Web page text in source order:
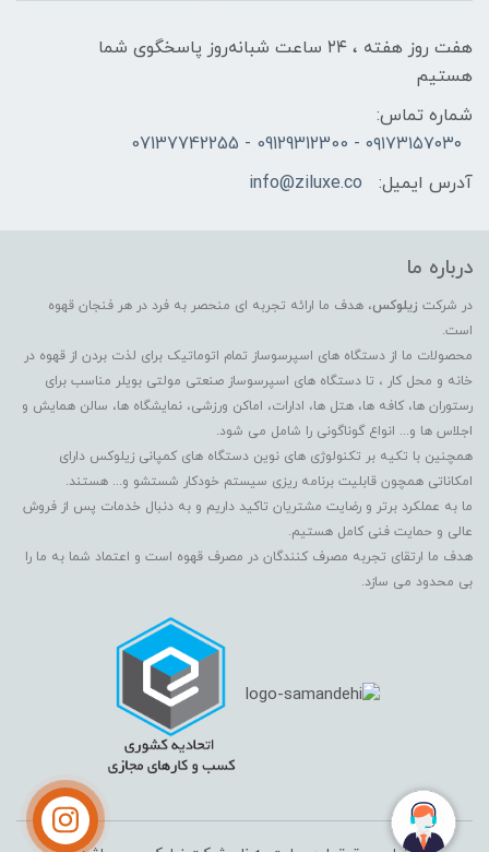
هفت روز هفته ، ۲۴ ساعت شبانه‌روز پاسخگوی شما
هستیم
شماره تماس:
۰۹۱۷۳۱۵۷۰۳۰ - 09129312300 - 07137742255
آدرس ایمیل:
info@ziluxe.co
درباره ما
در شرکت زیلوکس، هدف ما ارائه تجربه ای منحصر به فرد در هر فنجان قهوه
است.
محصولات ما از دستگاه های اسپرسوساز تمام اتوماتیک برای لذت بردن از قهوه در
خانه و محل کار ، تا دستگاه های اسپرسوساز صنعتی مولتی بویلر مناسب برای
رستوران ها، کافه ها، هتل ها، ادارات، اماکن ورزشی، نمایشگاه ها، سالن همایش و
اجلاس ها و... انواع گوناگونی را شامل می شود.
همچنین با تکیه بر تکنولوژی های نوین دستگاه های کمپانی زیلوکس دارای
امکاناتی همچون قابلیت برنامه ریزی سیستم خودکار شستشو و... هستند.
ما به عملکرد برتر و رضایت مشتریان تاکید داریم و به دنبال خدمات پس از فروش
عالی و حمایت فنی کامل هستیم.
هدف ما ارتقای تجربه مصرف کنندگان در مصرف قهوه است و اعتماد شما به ما را
بی محدود می سازد.